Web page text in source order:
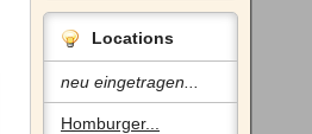
Locations
neu eingetragen...
Homburger...